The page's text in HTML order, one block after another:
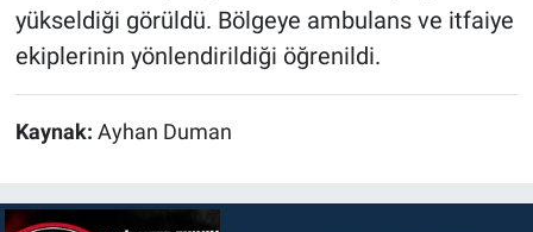
yükseldiği görüldü. Bölgeye ambulans ve itfaiye
ekiplerinin yönlendirildiği öğrenildi.
Kaynak: Ayhan Duman